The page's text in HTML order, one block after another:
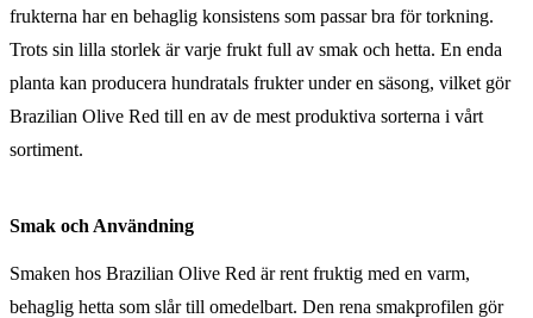
frukterna har en behaglig konsistens som passar bra för torkning.
Trots sin lilla storlek är varje frukt full av smak och hetta. En enda
planta kan producera hundratals frukter under en säsong, vilket gör
Brazilian Olive Red till en av de mest produktiva sorterna i vårt
sortiment.
Smak och Användning
Smaken hos Brazilian Olive Red är rent fruktig med en varm,
behaglig hetta som slår till omedelbart. Den rena smakprofilen gör